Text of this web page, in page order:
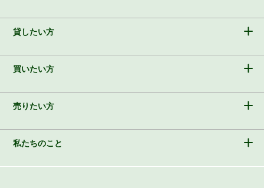
貸したい方
買いたい方
売りたい方
私たちのこと